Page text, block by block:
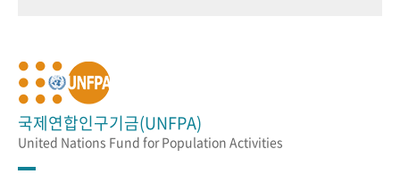
국제연합인구기금(UNFPA)
United Nations Fund for Population Activities